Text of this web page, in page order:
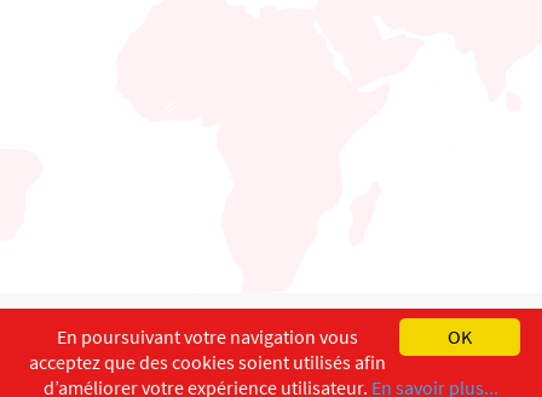
English Français
Copyright ©ISEC-AdW Impressum
OK
En poursuivant votre navigation vous
acceptez que des cookies soient utilisés afin
d’améliorer votre expérience utilisateur. En savoir plus...